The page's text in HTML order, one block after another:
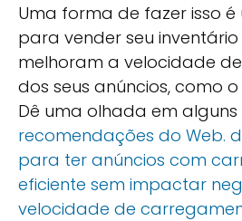
Uma forma de fazer isso
para vender seu
melhoram a velocidade
dos seus anúncios, como
Dê uma olhada em alguns
recomendações do Web.
para ter anúncios com
eficiente sem impactar
velocidade de